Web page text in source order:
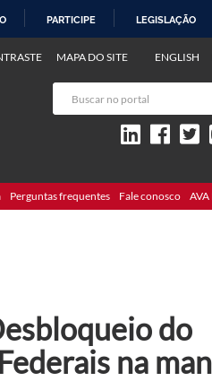
PARTICIPE LEGISLAÇÃO
ENGLISH
MAPA DO SITE
Perguntas frequentes Fale conosco AVA
do
na